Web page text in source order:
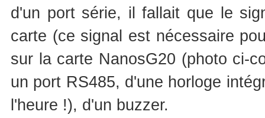
d'un port série, il fallait que le
carte (ce signal est nécessaire
sur la carte NanosG20 (photo ci-
un port RS485, d'une horloge
l'heure !), d'un buzzer.